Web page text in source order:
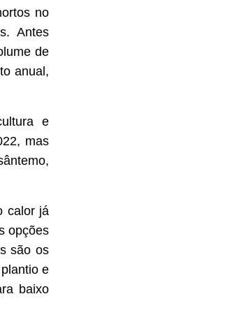
no
Antes
de
anual,
e
mas
calor já
opções
são os
e
baixo